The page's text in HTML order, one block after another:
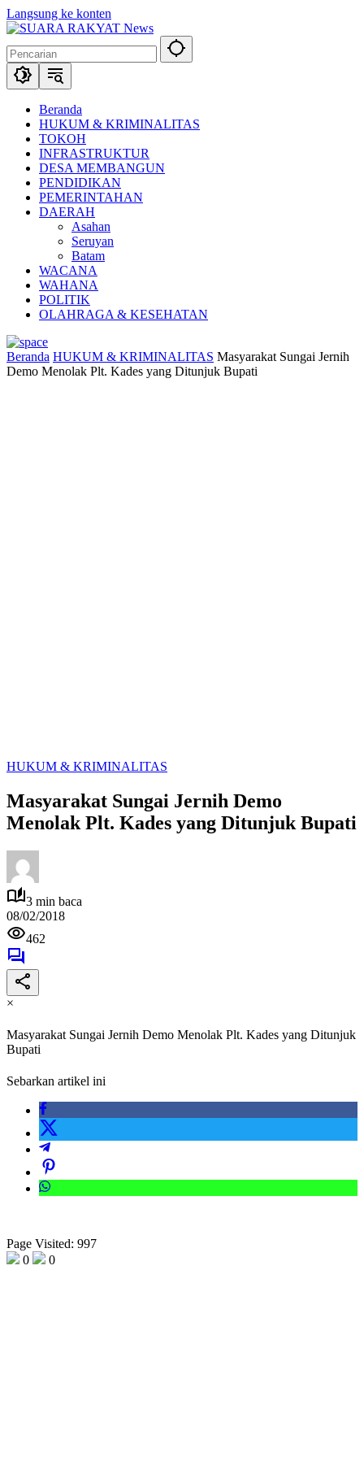
Langsung ke konten
Beranda
HUKUM & KRIMINALITAS
TOKOH
INFRASTRUKTUR
DESA MEMBANGUN
PENDIDIKAN
PEMERINTAHAN
DAERAH
Asahan
Seruyan
Batam
WACANA
WAHANA
POLITIK
OLAHRAGA & KESEHATAN
Beranda HUKUM & KRIMINALITAS Masyarakat Sungai Jernih
Demo Menolak Plt. Kades yang Ditunjuk Bupati
HUKUM & KRIMINALITAS
Masyarakat Sungai Jernih Demo
Menolak Plt. Kades yang Ditunjuk Bupati
3 min baca
08/02/2018
462
×
Masyarakat Sungai Jernih Demo Menolak Plt. Kades yang Ditunjuk
Bupati
Sebarkan artikel ini
Page Visited: 997
0
0